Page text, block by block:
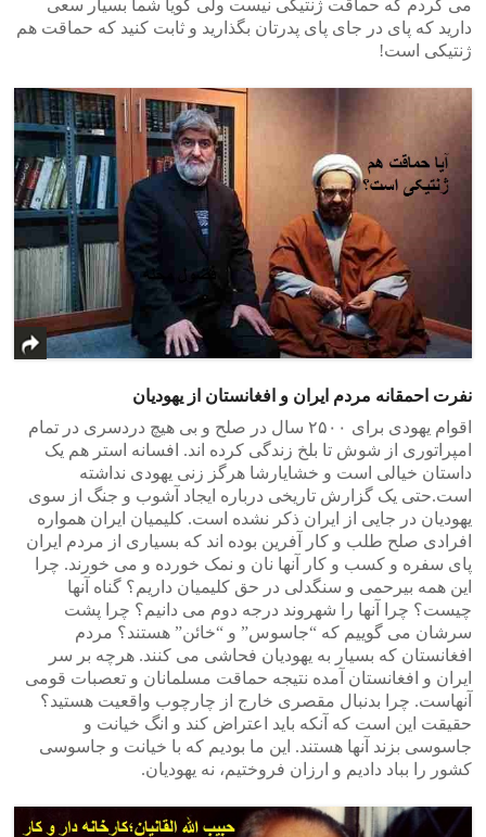
می کردم که حماقت ژنتیکی نیست ولی گویا شما بسیار سعی
دارید که پای در جای پای پدرتان بگذارید و ثابت کنید که حماقت هم
ژنتیکی است!
نفرت احمقانه مردم ایران و افغانستان از یهودیان
اقوام یهودی برای ۲۵۰۰ سال در صلح و بی هیچ دردسری در تمام
امپراتوری از شوش تا بلخ زندگی کرده اند. افسانه استر هم یک
داستان خیالی است و خشایارشا هرگز زنی یهودی نداشته
است.حتی یک گزارش تاریخی درباره ایجاد آشوب و جنگ از سوی
یهودیان در جایی از ایران ذکر نشده است. کلیمیان ایران همواره
افرادی صلح طلب و کار آفرین بوده اند که بسیاری از مردم ایران
پای سفره و کسب و کار آنها نان و نمک خورده و می خورند. چرا
این همه بیرحمی و سنگدلی در حق کلیمیان داریم؟ گناه آنها
چیست؟ چرا آنها را شهروند درجه دوم می دانیم؟ چرا پشت
سرشان می گوییم که “جاسوس” و “خائن” هستند؟ مردم
افغانستان که بسیار به یهودیان فحاشی می کنند. هرچه بر سر
ایران و افغانستان آمده نتیجه حماقت مسلمانان و تعصبات قومی
آنهاست. چرا بدنبال مقصری خارج از چارچوب واقعیت هستید؟
حقیقت این است که آنکه باید اعتراض کند و انگ خیانت و
جاسوسی بزند آنها هستند. این ما بودیم که با خیانت و جاسوسی
کشور را بباد دادیم و ارزان فروختیم، نه یهودیان.